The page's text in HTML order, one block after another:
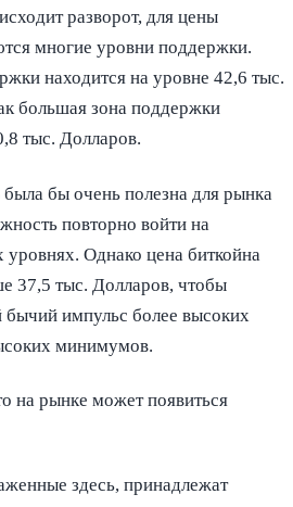
разворот, для цены
многие уровни поддержки.
находится на уровне 42,6 тыс.
большая зона поддержки
тыс. Долларов.
бы очень полезна для рынка
повторно войти на
уровнях. Однако цена биткойна
37,5 тыс. Долларов, чтобы
импульс более высоких
минимумов.
на рынке может появиться
здесь, принадлежат